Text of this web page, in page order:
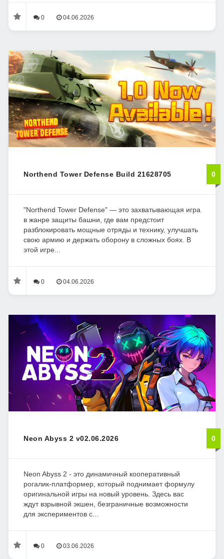
0 04.06.2026
Northend Tower Defense Build 21628705 0
"Northend Tower Defense" — это захватывающая игра
в жанре защиты башни, где вам предстоит
разблокировать мощные отряды и технику, улучшать
свою армию и держать оборону в сложных боях. В
этой игре...
0 04.06.2026
Neon Abyss 2 v02.06.2026 0
Neon Abyss 2 - это динамичный кооперативный
рогалик-платформер, который поднимает формулу
оригинальной игры на новый уровень. Здесь вас
ждут взрывной экшен, безграничные возможности
для экспериментов с...
0 03.06.2026